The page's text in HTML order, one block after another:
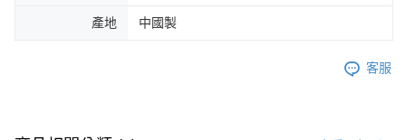
產地 中國製
客服